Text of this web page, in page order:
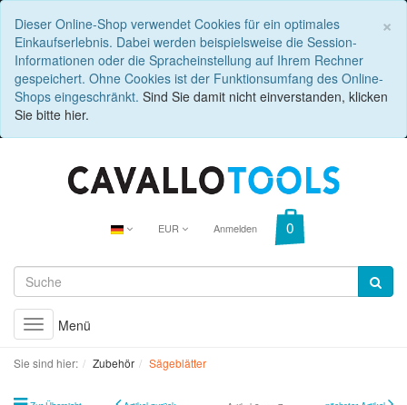
×
Dieser Online-Shop verwendet Cookies für ein optimales
Einkaufserlebnis. Dabei werden beispielsweise die Session-
Informationen oder die Spracheinstellung auf Ihrem Rechner
gespeichert. Ohne Cookies ist der Funktionsumfang des Online-
Shops eingeschränkt. Sind Sie damit nicht einverstanden, klicken
Sie bitte hier.
EUR Anmelden
Toggle
navigation
Menü
Sie sind hier: Zubehör Sägeblätter